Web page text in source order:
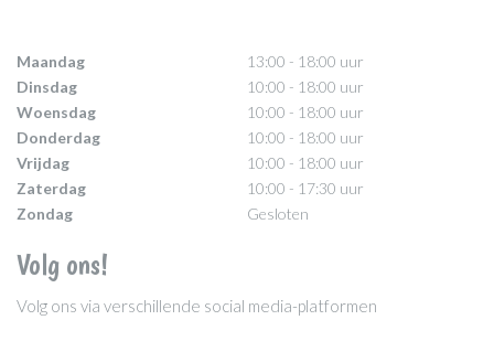
Maandag
13:00 - 18:00 uur
Dinsdag
10:00 - 18:00 uur
Woensdag
10:00 - 18:00 uur
Donderdag
10:00 - 18:00 uur
Vrijdag
10:00 - 18:00 uur
Zaterdag
10:00 - 17:30 uur
Zondag
Gesloten
Volg ons!
Volg ons via verschillende social media-platformen